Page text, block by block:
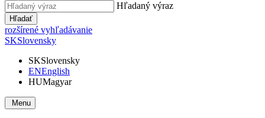
Hľadaný výraz
Hľadať
rozšírené vyhľadávanie
SKSlovensky
SKSlovensky
ENEnglish
HUMagyar
Menu